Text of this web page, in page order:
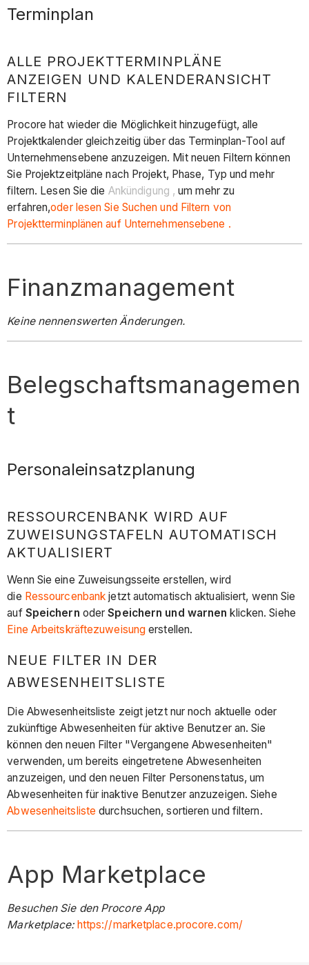
Terminplan
ALLE PROJEKTTERMINPLÄNE
ANZEIGEN UND KALENDERANSICHT
FILTERN
Procore hat wieder die Möglichkeit hinzugefügt, alle
Projektkalender gleichzeitig über das Terminplan-Tool auf
Unternehmensebene anzuzeigen. Mit neuen Filtern können
Sie Projektzeitpläne nach Projekt, Phase, Typ und mehr
filtern. Lesen Sie die Ankündigung , um mehr zu
erfahren,oder lesen Sie Suchen und Filtern von
Projektterminplänen auf Unternehmensebene .
Finanzmanagement
Keine nennenswerten Änderungen.
Belegschaftsmanagemen
t
Personaleinsatzplanung
RESSOURCENBANK WIRD AUF
ZUWEISUNGSTAFELN AUTOMATISCH
AKTUALISIERT
Wenn Sie eine Zuweisungsseite erstellen, wird
die Ressourcenbank jetzt automatisch aktualisiert, wenn Sie
auf Speichern oderSpeichern und warnen klicken. Siehe
Eine Arbeitskräftezuweisung erstellen.
NEUE FILTER IN DER
ABWESENHEITSLISTE
Die Abwesenheitsliste zeigt jetzt nur noch aktuelle oder
zukünftige Abwesenheiten für aktive Benutzer an. Sie
können den neuen Filter "Vergangene Abwesenheiten"
verwenden, um bereits eingetretene Abwesenheiten
anzuzeigen, und den neuen Filter Personenstatus, um
Abwesenheiten für inaktive Benutzer anzuzeigen. Siehe
Abwesenheitsliste durchsuchen, sortieren und filtern.
App Marketplace
Besuchen Sie den Procore App
Marketplace: https://marketplace.procore.com/